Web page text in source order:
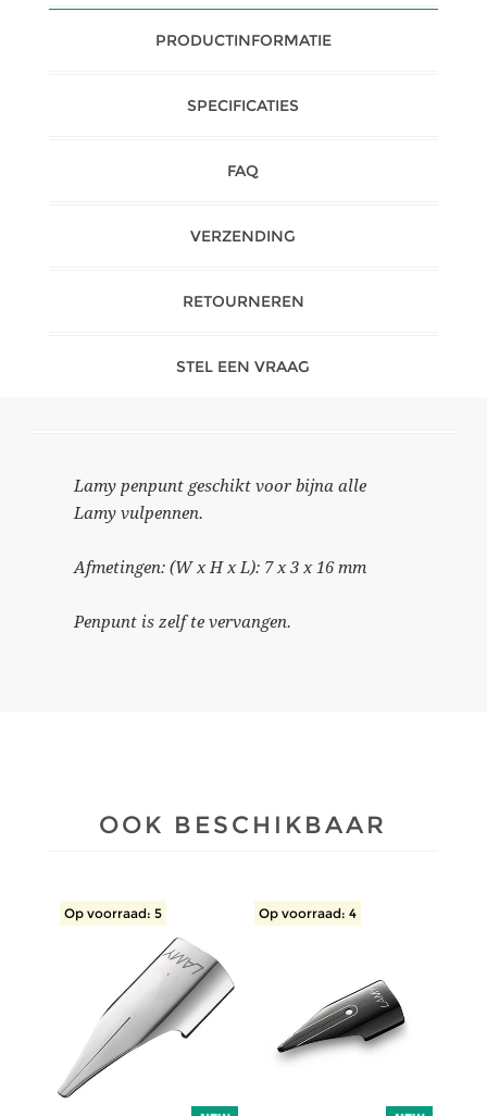
PRODUCTINFORMATIE
SPECIFICATIES
FAQ
VERZENDING
RETOURNEREN
STEL EEN VRAAG
Lamy penpunt geschikt voor bijna alle
Lamy vulpennen.
Afmetingen: (W x H x L): 7 x 3 x 16 mm
Penpunt is zelf te vervangen.
OOK BESCHIKBAAR
Op voorraad: 5 Op voorraad: 4